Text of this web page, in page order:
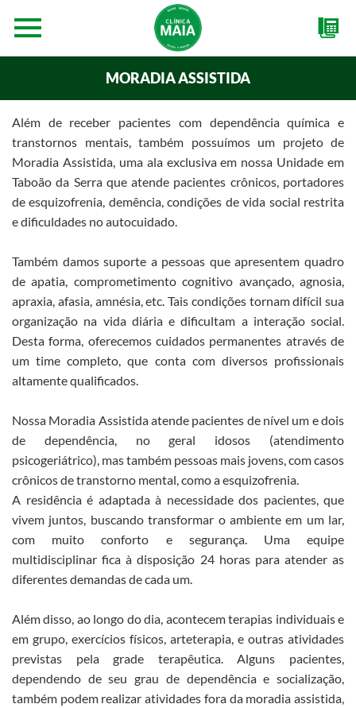
MORADIA ASSISTIDA
Além de receber pacientes com dependência química e
transtornos mentais, também possuímos um projeto de
Moradia Assistida, uma ala exclusiva em nossa Unidade em
Taboão da Serra que atende pacientes crônicos, portadores
de esquizofrenia, demência, condições de vida social restrita
e dificuldades no autocuidado.
Também damos suporte a pessoas que apresentem quadro
de apatia, comprometimento cognitivo avançado, agnosia,
apraxia, afasia, amnésia, etc. Tais condições tornam difícil sua
organização na vida diária e dificultam a interação social.
Desta forma, oferecemos cuidados permanentes através de
um time completo, que conta com diversos profissionais
altamente qualificados.
Nossa Moradia Assistida atende pacientes de nível um e dois
de dependência, no geral idosos (atendimento
psicogeriátrico), mas também pessoas mais jovens, com casos
crônicos de transtorno mental, como a esquizofrenia.
A residência é adaptada à necessidade dos pacientes, que
vivem juntos, buscando transformar o ambiente em um lar,
com muito conforto e segurança. Uma equipe
multidisciplinar fica à disposição 24 horas para atender as
diferentes demandas de cada um.
Além disso, ao longo do dia, acontecem terapias individuais e
em grupo, exercícios físicos, arteterapia, e outras atividades
previstas pela grade terapêutica. Alguns pacientes,
dependendo de seu grau de dependência e socialização,
também podem realizar atividades fora da moradia assistida,